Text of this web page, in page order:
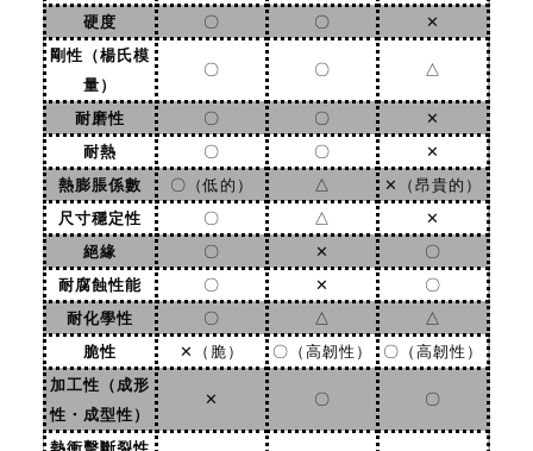
硬度
〇 〇
✕
剛性（楊氏模
量）
〇 〇 △
耐磨性 〇 〇
✕
耐熱
〇 〇
✕
熱膨脹係數
〇（低的） △
✕（昂貴的）
尺寸穩定性
〇 △
✕
絕緣
〇 ✕
〇
耐腐蝕性能
〇 ✕
〇
耐化學性
〇 △
△
脆性
✕（脆） 〇（高韌性）
〇（高韌性）
加工性（成形
性・成型性）
✕ 〇 〇